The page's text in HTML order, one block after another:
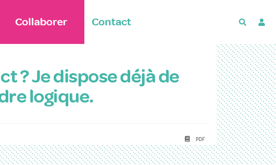
Collaborer Contact
? Je dispose déjà de
logique.
PDF